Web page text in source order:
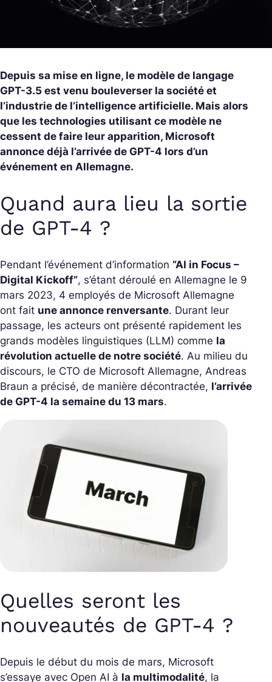
Depuis sa mise en ligne, le modèle de langage
GPT-3.5 est venu bouleverser la société et
l’industrie de l’intelligence artificielle. Mais alors
que les technologies utilisant ce modèle ne
cessent de faire leur apparition, Microsoft
annonce déjà l’arrivée de GPT-4 lors d’un
événement en Allemagne.
Quand aura lieu la sortie
de GPT-4 ?
Pendant l’événement d’information “AI in Focus –
Digital Kickoff”, s’étant déroulé en Allemagne le 9
mars 2023, 4 employés de Microsoft Allemagne
ont fait une annonce renversante. Durant leur
passage, les acteurs ont présenté rapidement les
grands modèles linguistiques (LLM) comme la
révolution actuelle de notre société. Au milieu du
discours, le CTO de Microsoft Allemagne, Andreas
Braun a précisé, de manière décontractée, l’arrivée
de GPT-4 la semaine du 13 mars.
Quelles seront les
nouveautés de GPT-4 ?
Depuis le début du mois de mars, Microsoft
s’essaye avec Open AI à la multimodalité, la